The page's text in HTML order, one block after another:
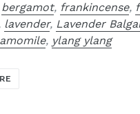
bergamot, frankincense,
lavender, Lavender
, ylang ylang